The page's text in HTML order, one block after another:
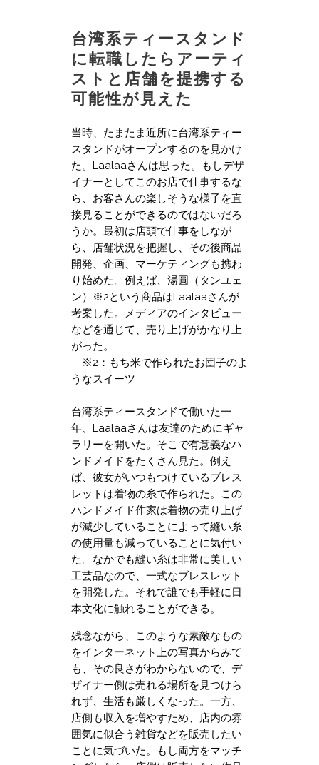
台湾系ティースタンド
に転職したらアーティ
ストと店舗を提携する
可能性が見えた
当時、たまたま近所に台湾系ティー
スタンドがオープンするのを見かけ
た。Laalaaさんは思った。もしデザ
イナーとしてこのお店で仕事するな
ら、お客さんの楽しそうな様子を直
接見ることができるのではないだろ
うか。最初は店頭で仕事をしなが
ら、店舗状況を把握し、その後商品
開発、企画、マーケティングも携わ
り始めた。例えば、湯圓（タンユェ
ン）※2という商品はLaalaaさんが
考案した。メディアのインタビュー
などを通じて、売り上げがかなり上
がった。
※2：もち米で作られたお団子のよ
うなスイーツ
台湾系ティースタンドで働いた一
年、Laalaaさんは友達のためにギャ
ラリーを開いた。そこで有意義なハ
ンドメイドをたくさん見た。例え
ば、彼女がいつもつけているブレス
レットは着物の糸で作られた。この
ハンドメイド作家は着物の売り上げ
が減少していることによって縫い糸
の使用量も減っていることに気付い
た。なかでも縫い糸は非常に美しい
工芸品なので、一式なブレスレット
を開発した。それで誰でも手軽に日
本文化に触れることができる。
残念ながら、このような素敵なもの
をインターネット上の写真からみて
も、その良さがわからないので、デ
ザイナー側は売れる場所を見つけら
れず、生活も厳しくなった。一方、
店側も収入を増やすため、店内の雰
囲気に似合う雑貨などを販売したい
ことに気づいた。もし両方をマッチ